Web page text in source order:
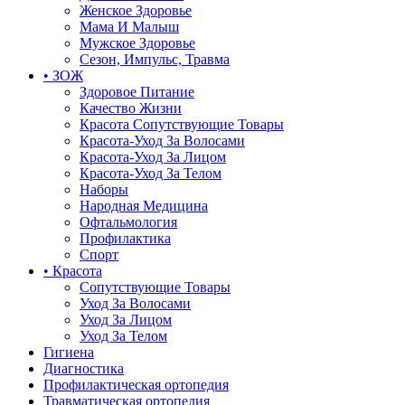
Женское Здоровье
Мама И Малыш
Мужское Здоровье
Сезон, Импульс, Травма
• ЗОЖ
Здоровое Питание
Качество Жизни
Красота Сопутствующие Товары
Красота-Уход За Волосами
Красота-Уход За Лицом
Красота-Уход За Телом
Наборы
Народная Медицина
Офтальмология
Профилактика
Спорт
• Красота
Сопутствующие Товары
Уход За Волосами
Уход За Лицом
Уход За Телом
Гигиена
Диагностика
Профилактическая ортопедия
Травматическая ортопедия